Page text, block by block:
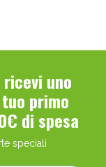
uno
primo
di spesa
speciali